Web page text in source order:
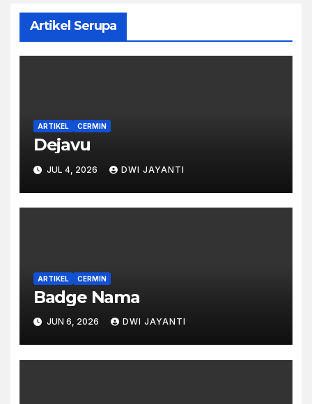
Artikel Serupa
ARTIKEL CERMIN
Dejavu
JUL 4, 2026 DWI JAYANTI
ARTIKEL CERMIN
Badge Nama
JUN 6, 2026 DWI JAYANTI